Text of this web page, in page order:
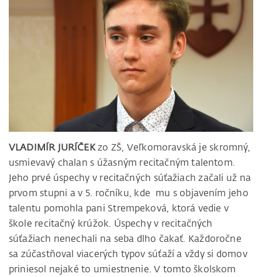
VLADIMÍR JURÍČEK zo ZŠ, Veľkomoravská je skromný,
usmievavý chalan s úžasným recitačným talentom.
Jeho prvé úspechy v recitačných súťažiach začali už na
prvom stupni a v 5. ročníku, kde mu s objavením jeho
talentu pomohla pani Strempeková, ktorá vedie v
škole recitačný krúžok. Úspechy v recitačných
súťažiach nenechali na seba dlho čakať. Každoročne
sa zúčastňoval viacerých typov súťaží a vždy si domov
priniesol nejaké to umiestnenie. V tomto školskom